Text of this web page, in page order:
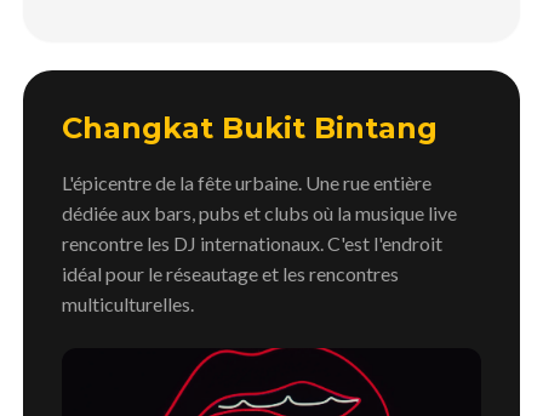
Changkat Bukit Bintang
L'épicentre de la fête urbaine. Une rue entière
dédiée aux bars, pubs et clubs où la musique live
rencontre les DJ internationaux. C'est l'endroit
idéal pour le réseautage et les rencontres
multiculturelles.